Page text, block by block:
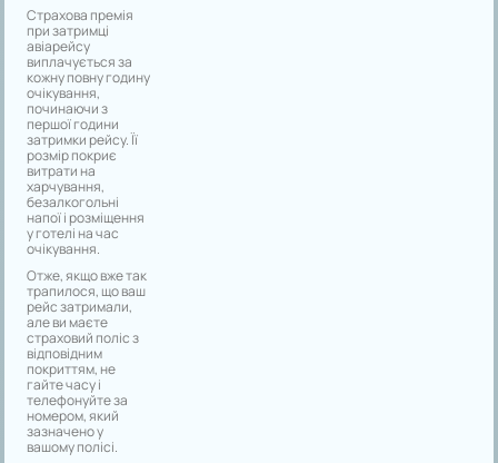
Страхова премія
при затримці
авіарейсу
виплачується за
кожну повну годину
очікування,
починаючи з
першої години
затримки рейсу. Її
розмір покриє
витрати на
харчування,
безалкогольні
напої і розміщення
у готелі на час
очікування.
Отже, якщо вже так
трапилося, що ваш
рейс затримали,
але ви маєте
страховий поліс з
відповідним
покриттям, не
гайте часу і
телефонуйте за
номером, який
зазначено у
вашому полісі.